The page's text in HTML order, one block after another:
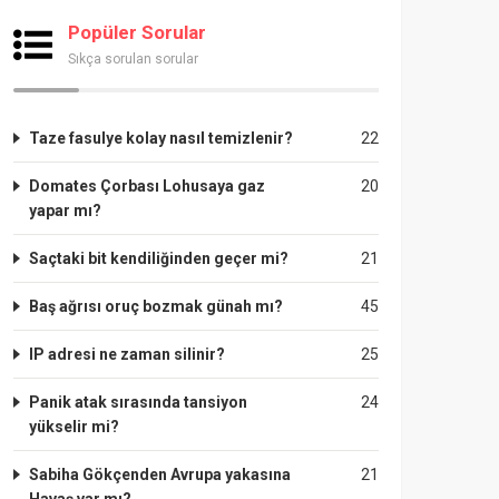
Popüler Sorular
Sıkça sorulan sorular
22
Taze fasulye kolay nasıl temizlenir?
20
Domates Çorbası Lohusaya gaz
yapar mı?
21
Saçtaki bit kendiliğinden geçer mi?
45
Baş ağrısı oruç bozmak günah mı?
25
IP adresi ne zaman silinir?
24
Panik atak sırasında tansiyon
yükselir mi?
21
Sabiha Gökçenden Avrupa yakasına